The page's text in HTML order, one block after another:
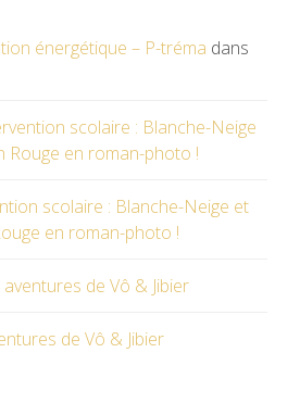
énergétique – P-tréma dans
scolaire : Blanche-Neige
Rouge en roman-photo !
scolaire : Blanche-Neige et
en roman-photo !
aventures de Vô & Jibier
de Vô & Jibier